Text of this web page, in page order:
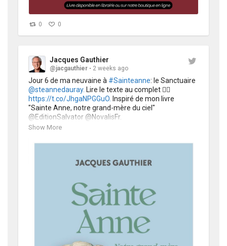
0 0
Jacques Gauthier
@jacgauthier 2 weeks ago
Jour 6 de ma neuvaine à #Sainteanne
@steannedauray.
https://t.co/JhgaNPGGuO. Inspiré de mon livre
"Sainte Anne, notre grand-mère du ciel"
@EditionSalvator @NovalisFr.
Show More